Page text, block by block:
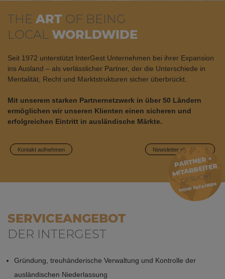
THE ART OF BEING
LOCAL WORLDWIDE
Seit 1972 unterstützt InterGest Unternehmen bei ihrer Expansion
ins Ausland – als verlässlicher Partner, der die Unterschiede in
Mentalität, Recht und Marktstrukturen sicher überbrückt.
Mit unserem starken Partnernetzwerk in über 50 Ländern
ermöglichen wir unseren Klienten einen sicheren und
erfolgreichen Eintritt in ausländische Märkte.
Kontakt aufnehmen Newsletter abonnieren
SERVICE­ANGEBOT
DER INTERGEST
Gründung, treuhänderische Verwaltung und Kontrolle der
ausländischen Niederlassung
PARTNER +
MITARBEITER
GESUCHT
MEHR ERFAHREN